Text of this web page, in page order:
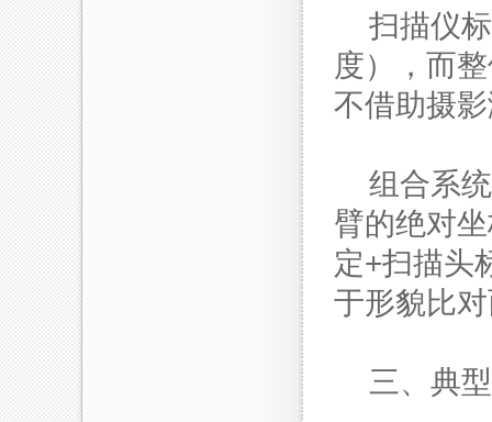
扫描仪
度），而
不借助摄
组合系
臂的绝对
定+扫描头
于形貌比
三、典